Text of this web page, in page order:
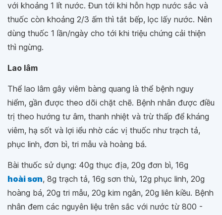
với khoảng 1 lít nước. Đun tới khi hỗn hợp nước sắc và
thuốc còn khoảng 2/3 ấm thì tắt bếp, lọc lấy nước. Nên
dùng thuốc 1 lần/ngày cho tới khi triệu chứng cải thiện
thì ngừng.
Lao lâm
Thể lao lâm gây viêm bàng quang là thể bệnh nguy
hiểm, gần được theo dõi chặt chẽ. Bệnh nhân được điều
trị theo hướng tư âm, thanh nhiệt và trừ thấp để kháng
viêm, hạ sốt và lợi iểu nhờ các vị thuốc như trạch tả,
phục linh, đơn bì, tri mẫu và hoàng bá.
Bài thuốc sử dụng: 40g thục địa, 20g đơn bì, 16g
hoài sơn, 8g trạch tả, 16g sơn thù, 12g phục linh, 20g
hoàng bá, 20g tri mẫu, 20g kim ngân, 20g liên kiều. Bệnh
nhân đem các nguyên liệu trên sắc với nước từ 800 -